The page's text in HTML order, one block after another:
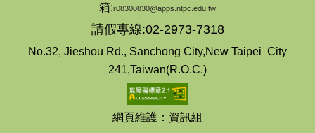
箱:r08300830@apps.ntpc.edu.tw
請假專線:02-2973-7318
No.32, Jieshou Rd., Sanchong City,New Taipei City
241,Taiwan(R.O.C.)
網頁維護：資訊組